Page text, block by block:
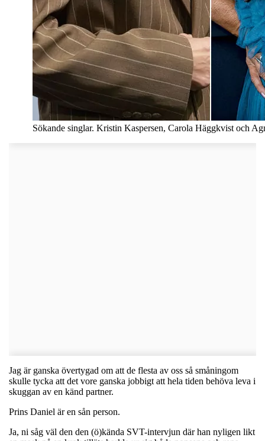
Sökande singlar. Kristin Kaspersen, Carola Häggkvist och
Jag är ganska övertygad om att de flesta av oss så småningom
skulle tycka att det vore ganska jobbigt att hela tiden behöva leva i
skuggan av en känd partner.
Prins Daniel är en sån person.
Ja, ni såg väl den den (ö)kända SVT-intervjun där han nyligen likt